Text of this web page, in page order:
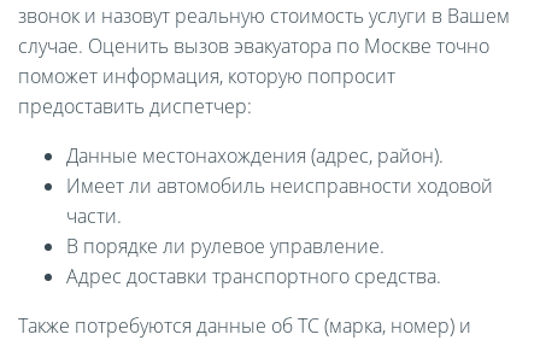
звонок и назовут реальную стоимость услуги в Вашем
случае. Оценить вызов эвакуатора по Москве точно
поможет информация, которую попросит
предоставить диспетчер:
Данные местонахождения (адрес, район).
Имеет ли автомобиль неисправности ходовой
части.
В порядке ли рулевое управление.
Адрес доставки транспортного средства.
Также потребуются данные об ТС (марка, номер) и